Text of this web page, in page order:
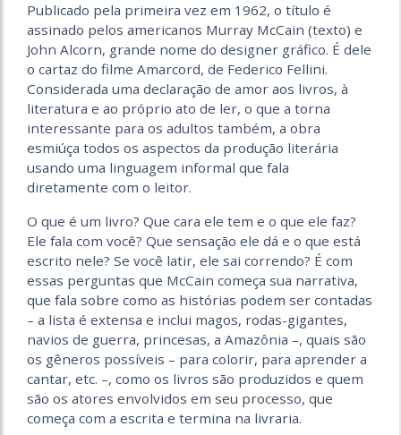
Publicado pela primeira vez em 1962, o título é
assinado pelos americanos Murray McCain (texto) e
John Alcorn, grande nome do designer gráfico. É dele
o cartaz do filme Amarcord, de Federico Fellini.
Considerada uma declaração de amor aos livros, à
literatura e ao próprio ato de ler, o que a torna
interessante para os adultos também, a obra
esmiúça todos os aspectos da produção literária
usando uma linguagem informal que fala
diretamente com o leitor.
O que é um livro? Que cara ele tem e o que ele faz?
Ele fala com você? Que sensação ele dá e o que está
escrito nele? Se você latir, ele sai correndo? É com
essas perguntas que McCain começa sua narrativa,
que fala sobre como as histórias podem ser contadas
– a lista é extensa e inclui magos, rodas-gigantes,
navios de guerra, princesas, a Amazônia –, quais são
os gêneros possíveis – para colorir, para aprender a
cantar, etc. –, como os livros são produzidos e quem
são os atores envolvidos em seu processo, que
começa com a escrita e termina na livraria.